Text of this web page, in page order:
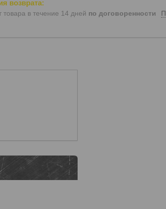
товара в течение 14 дней по договоренности